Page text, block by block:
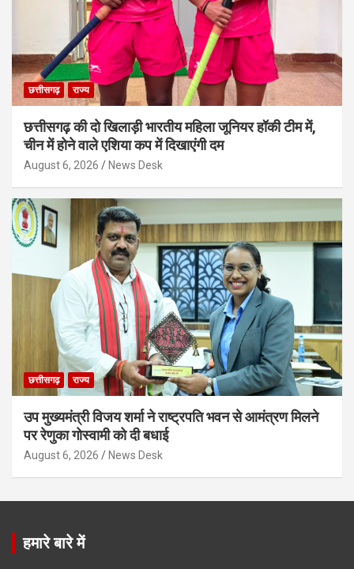
छत्तीसगढ़ राज्य
छत्तीसगढ़ की दो खिलाड़ी भारतीय महिला जूनियर हॉकी टीम में,
चीन में होने वाले एशिया कप में दिखाएंगी दम
August 6, 2026 News Desk
छत्तीसगढ़ राज्य
उप मुख्यमंत्री विजय शर्मा ने राष्ट्रपति भवन से आमंत्रण मिलने
पर रेणुका गोस्वामी को दी बधाई
August 6, 2026 News Desk
हमारे बारे में